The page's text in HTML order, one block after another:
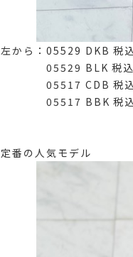
左から：05529 DKB
05529 BLK 税込
05517 CDB 税込
05517 BBK 税込
定番の人気モデル